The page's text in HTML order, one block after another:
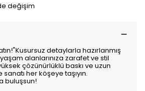
değişim
detaylarla hazırlanmış
alanlarınıza zarafet ve stil
çözünürlüklü baskı ve uzun
sanatı her köşeye taşıyın.
buluşsun!